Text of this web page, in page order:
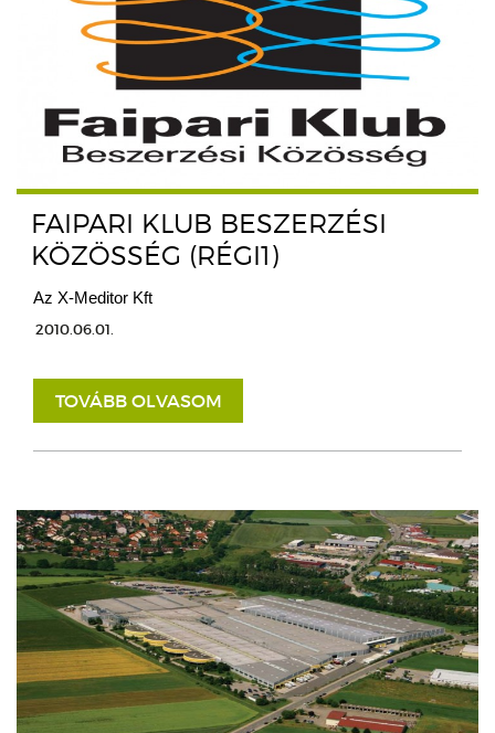
FAIPARI KLUB BESZERZÉSI
KÖZÖSSÉG (RÉGI1)
Az X-Meditor Kft
2010.06.01.
TOVÁBB OLVASOM